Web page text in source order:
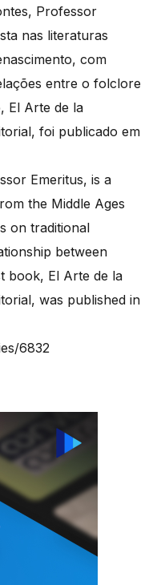
Professor
nas literaturas
com
entre o folclore
El Arte de la
foi publicado em
Emeritus, is a
the Middle Ages
on traditional
between
book, El Arte de la
was published in
6832